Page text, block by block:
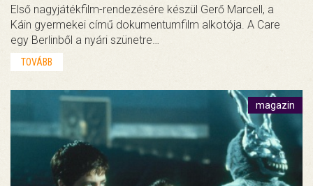
Első nagyjátékfilm-rendezésére készül Gerő Marcell, a
Káin gyermekei című dokumentumfilm alkotója. A Care
egy Berlinből a nyári szünetre…
TOVÁBB
magazin